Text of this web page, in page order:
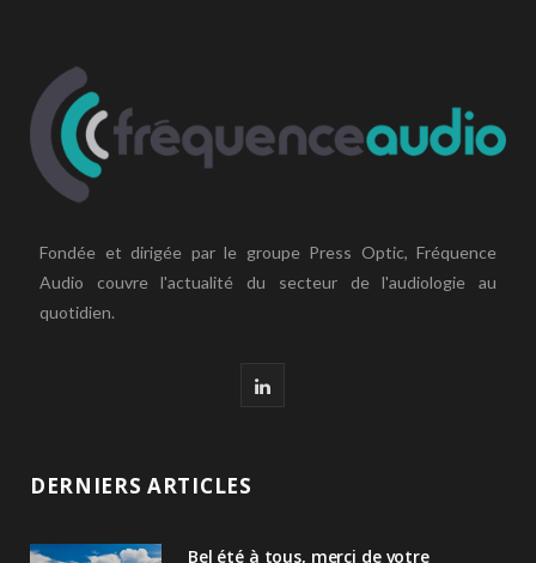
Fondée et dirigée par le groupe Press Optic, Fréquence
Audio couvre l'actualité du secteur de l'audiologie au
quotidien.
L
DERNIERS ARTICLES
Bel été à tous, merci de votre